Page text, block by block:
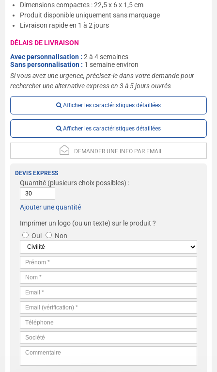
Dimensions compactes : 22,5 x 6 x 1,5 cm
Produit disponible uniquement sans marquage
Livraison rapide en 1 à 2 jours
DÉLAIS DE LIVRAISON
Avec personnalisation :2 à 4 semaines
Sans personnalisation : 1 semaine environ
Si vous avez une urgence, précisez-le dans votre demande pour
rechercher une alternative express en 3 à 5 jours ouvrés
Afficher les caractéristiques détaillées
Afficher les caractéristiques détaillées
DEMANDER UNE INFO PAR EMAIL
DEVIS EXPRESS
Quantité (plusieurs choix possibles) :
Ajouter une quantité
Imprimer un logo (ou un texte) sur le produit ?
Oui
Non